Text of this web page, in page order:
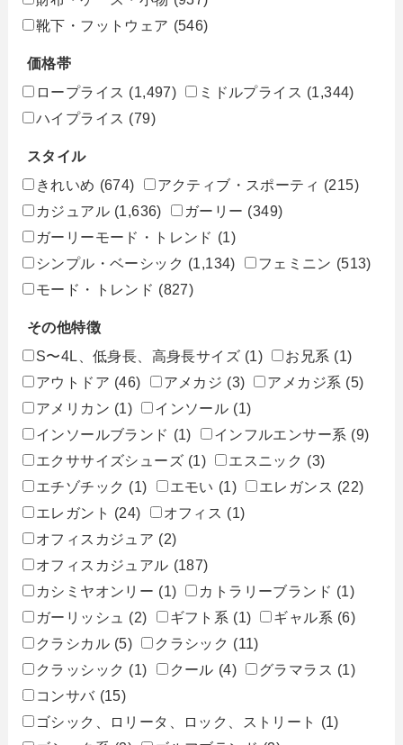
靴下・フットウェア (546)
価格帯
ロープライス (1,497) ミドルプライス (1,344)
ハイプライス (79)
スタイル
きれいめ (674) アクティブ・スポーティ (215)
カジュアル (1,636) ガーリー (349)
ガーリーモード・トレンド (1)
シンプル・ベーシック (1,134) フェミニン (513)
モード・トレンド (827)
その他特徴
S〜4L、低身長、高身長サイズ (1) お兄系 (1)
アウトドア (46) アメカジ (3) アメカジ系 (5)
アメリカン (1) インソール (1)
インソールブランド (1) インフルエンサー系 (9)
エクササイズシューズ (1) エスニック (3)
エチゾチック (1) エモい (1) エレガンス (22)
エレガント (24) オフィス (1)
オフィスカジュア (2)
オフィスカジュアル (187)
カシミヤオンリー (1) カトラリーブランド (1)
ガーリッシュ
(2) ギフト系 (1) ギャル系 (6)
クラシカル (5) クラシック (11)
クラッシック (1) クール (4) グラマラス (1)
コンサバ (15)
ゴシック、ロリータ、ロック、ストリート
(1)